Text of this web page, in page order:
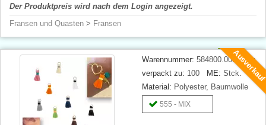
Der Produktpreis wird nach dem Login angezeigt.
Fransen und Quasten > Fransen
Warennummer: 584800.000.xxxx
verpackt zu: 100 ME: Stck.
Material: Polyester, Baumwolle
555 - MIX